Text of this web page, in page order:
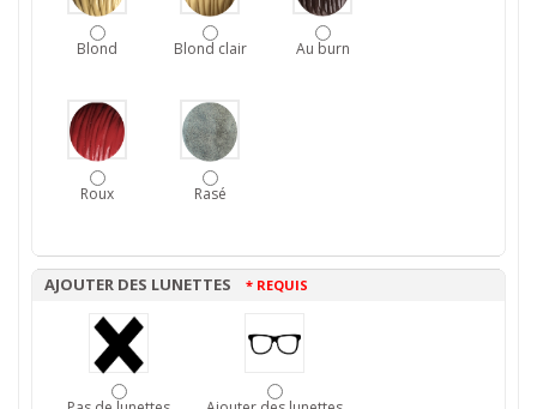
Blond Blond clair Au burn
Roux Rasé
AJOUTER DES LUNETTES * REQUIS